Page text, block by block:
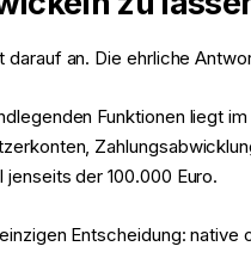
an. Die ehrliche
Funktionen liegt
der 100.000 Euro.
Entscheidung: